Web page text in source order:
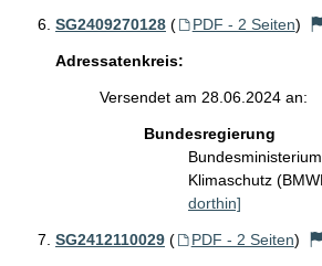
SG2409270128 ( PDF - 2 Seiten)
Adressatenkreis:
Versendet am 28.06.2024 an:
Bundesregierung
Klimaschutz
dorthin]
SG2412110029 ( PDF - 2 Seiten)